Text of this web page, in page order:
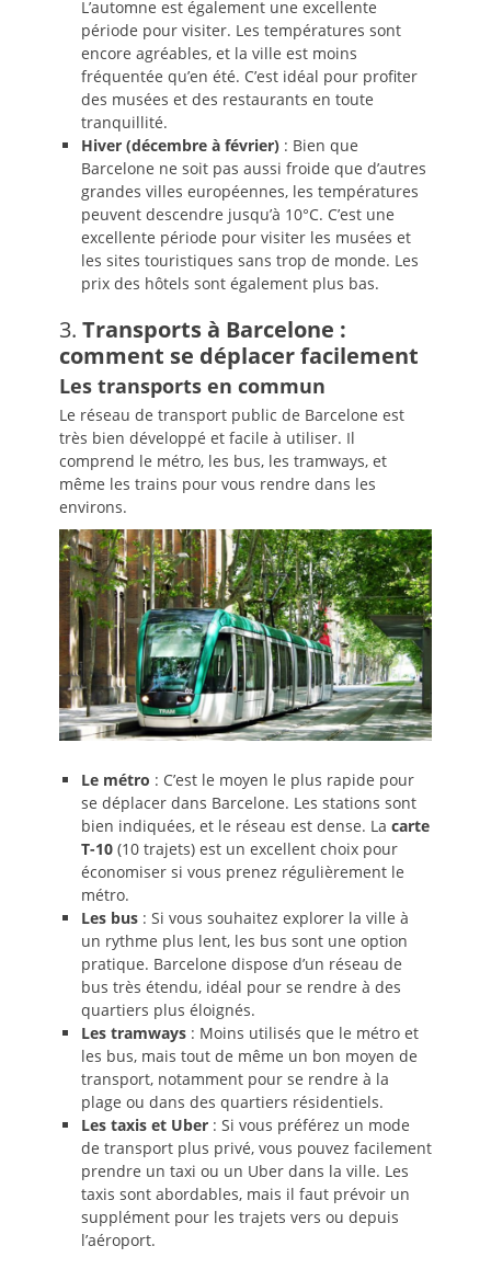
L’automne est également une excellente
période pour visiter. Les températures sont
encore agréables, et la ville est moins
fréquentée qu’en été. C’est idéal pour profiter
des musées et des restaurants en toute
tranquillité.
Hiver (décembre à février) : Bien que
Barcelone ne soit pas aussi froide que d’autres
grandes villes européennes, les températures
peuvent descendre jusqu’à 10°C. C’est une
excellente période pour visiter les musées et
les sites touristiques sans trop de monde. Les
prix des hôtels sont également plus bas.
3. Transports à Barcelone :
comment se déplacer facilement
Les transports en commun
Le réseau de transport public de Barcelone est
très bien développé et facile à utiliser. Il
comprend le métro, les bus, les tramways, et
même les trains pour vous rendre dans les
environs.
Le métro : C’est le moyen le plus rapide pour
se déplacer dans Barcelone. Les stations sont
bien indiquées, et le réseau est dense. La carte
T-10 (10 trajets) est un excellent choix pour
économiser si vous prenez régulièrement le
métro.
Les bus : Si vous souhaitez explorer la ville à
un rythme plus lent, les bus sont une option
pratique. Barcelone dispose d’un réseau de
bus très étendu, idéal pour se rendre à des
quartiers plus éloignés.
Les tramways : Moins utilisés que le métro et
les bus, mais tout de même un bon moyen de
transport, notamment pour se rendre à la
plage ou dans des quartiers résidentiels.
Les taxis et Uber : Si vous préférez un mode
de transport plus privé, vous pouvez facilement
prendre un taxi ou un Uber dans la ville. Les
taxis sont abordables, mais il faut prévoir un
supplément pour les trajets vers ou depuis
l’aéroport.